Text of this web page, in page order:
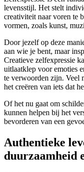
levensstijl. Het stelt
creativiteit naar voren te
vormen, zoals kunst,
Door jezelf op deze
aan wie je bent, maar
Creatieve zelfexpressie
uitlaatklep voor emoties
te verwoorden zijn. Veel
het creëren van iets dat
Of het nu gaat om
kunnen helpen bij het
bevorderen van een
Authentieke
duurzaamheid